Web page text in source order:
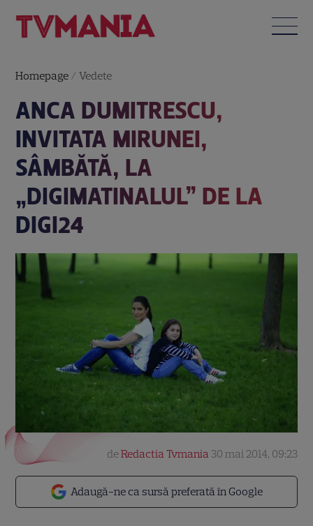
Homepage /Vedete
ANCA DUMITRESCU,
INVITATA MIRUNEI,
SÂMBĂTĂ, LA
„DIGIMATINALUL” DE LA
DIGI24
Adaugă-ne ca sursă preferată în Google
deRedactia Tvmania 30 mai 2014, 09:23